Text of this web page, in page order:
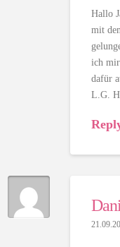
Hallo
mit
ich
dafür
L.G.